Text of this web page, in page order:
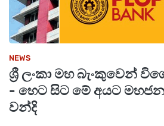
NEWS
ශ්‍රී ලංකා මහ බැංකුවෙන්
- හෙට සිට මේ අයට
වන්දි